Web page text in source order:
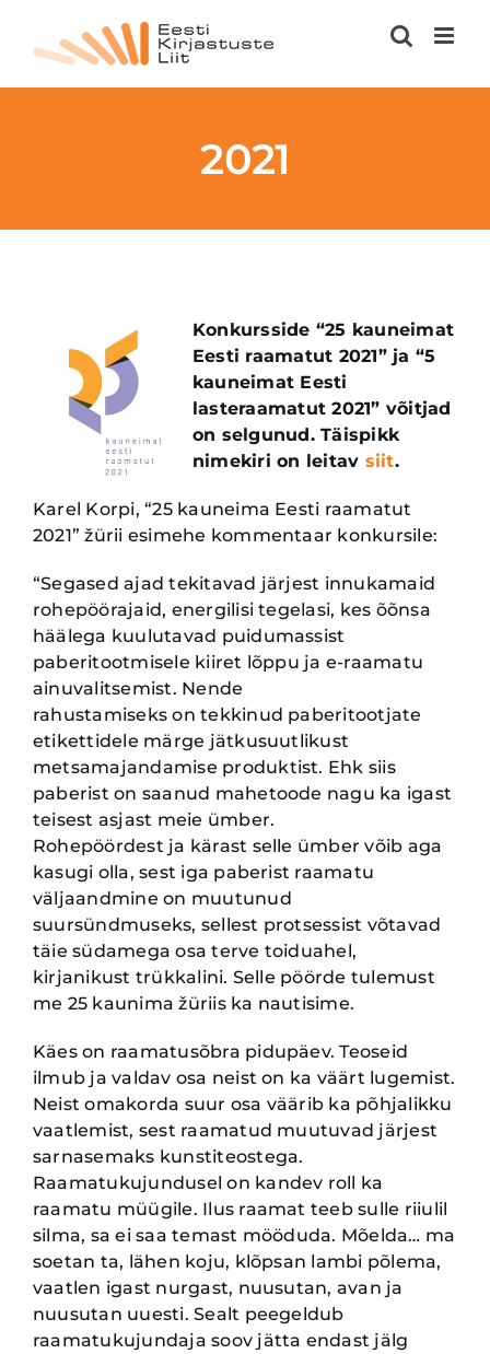
content
2021
Konkursside “25 kauneimat
Eesti raamatut 2021” ja “5
kauneimat Eesti
lasteraamatut 2021” võitjad
on selgunud. Täispikk
nimekiri on leitav siit.
Karel Korpi, “25 kauneima Eesti raamatut
2021” žürii esimehe kommentaar konkursile:
“Segased ajad tekitavad järjest innukamaid
rohepöörajaid, energilisi tegelasi, kes õõnsa
häälega kuulutavad puidumassist
paberitootmisele kiiret lõppu ja e-raamatu
ainuvalitsemist. Nende
rahustamiseks on tekkinud paberitootjate
etikettidele märge jätkusuutlikust
metsamajandamise produktist. Ehk siis
paberist on saanud mahetoode nagu ka igast
teisest asjast meie ümber.
Rohepöördest ja kärast selle ümber võib aga
kasugi olla, sest iga paberist raamatu
väljaandmine on muutunud
suursündmuseks, sellest protsessist võtavad
täie südamega osa terve toiduahel,
kirjanikust trükkalini. Selle pöörde tulemust
me 25 kaunima žüriis ka nautisime.
Käes on raamatusõbra pidupäev. Teoseid
ilmub ja valdav osa neist on ka väärt lugemist.
Neist omakorda suur osa väärib ka põhjalikku
vaatlemist, sest raamatud muutuvad järjest
sarnasemaks kunstiteostega.
Raamatukujundusel on kandev roll ka
raamatu müügile. Ilus raamat teeb sulle riiulil
silma, sa ei saa temast mööduda. Mõelda… ma
soetan ta, lähen koju, klõpsan lambi põlema,
vaatlen igast nurgast, nuusutan, avan ja
nuusutan uuesti. Sealt peegeldub
raamatukujundaja soov jätta endast jälg